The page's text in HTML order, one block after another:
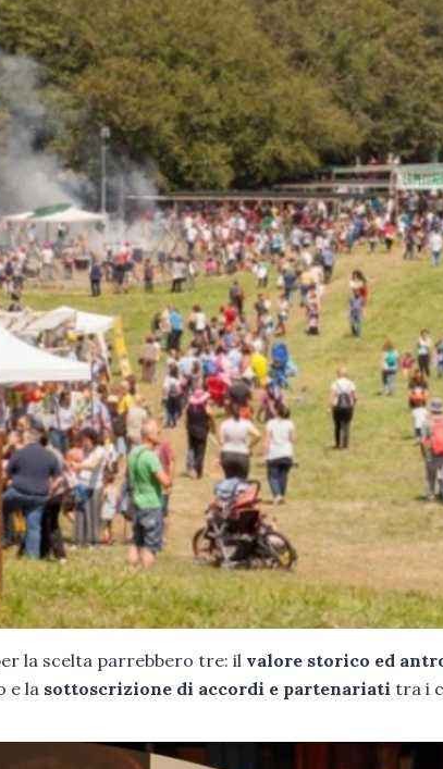
la scelta parrebbero tre: il valore storico ed
e la sottoscrizione di accordi e partenariati tra i